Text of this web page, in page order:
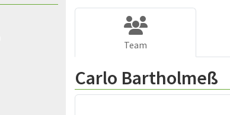
Team
Carlo Bartholmeß